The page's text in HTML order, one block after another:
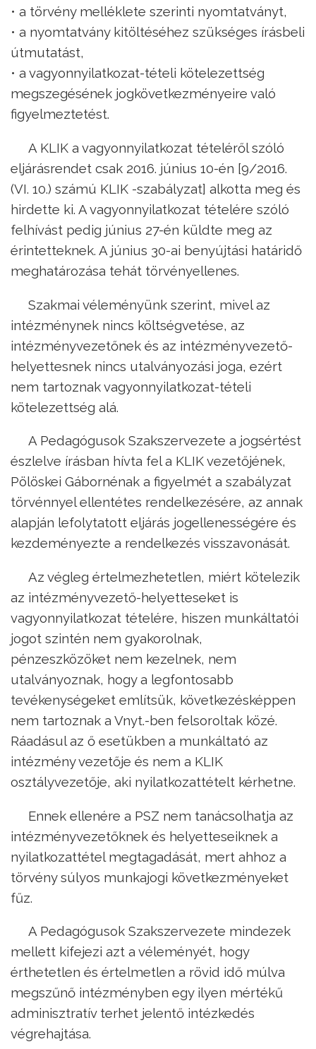
• a törvény melléklete szerinti nyomtatványt,
• a nyomtatvány kitöltéséhez szükséges írásbeli
útmutatást,
• a vagyonnyilatkozat-tételi kötelezettség
megszegésének jogkövetkezményeire való
figyelmeztetést.
A KLIK a vagyonnyilatkozat tételéről szóló
eljárásrendet csak 2016. június 10-én [9/2016.
(VI. 10.) számú KLIK -szabályzat] alkotta meg és
hirdette ki. A vagyonnyilatkozat tételére szóló
felhívást pedig június 27-én küldte meg az
érintetteknek. A június 30-ai benyújtási határidő
meghatározása tehát törvényellenes.
Szakmai véleményünk szerint, mivel az
intézménynek nincs költségvetése, az
intézményvezetőnek és az intézményvezető-
helyettesnek nincs utalványozási joga, ezért
nem tartoznak vagyonnyilatkozat-tételi
kötelezettség alá.
A Pedagógusok Szakszervezete a jogsértést
észlelve írásban hívta fel a KLIK vezetőjének,
Pölöskei Gábornénak a figyelmét a szabályzat
törvénnyel ellentétes rendelkezésére, az annak
alapján lefolytatott eljárás jogellenességére és
kezdeményezte a rendelkezés visszavonását.
Az végleg értelmezhetetlen, miért kötelezik
az intézményvezető-helyetteseket is
vagyonnyilatkozat tételére, hiszen munkáltatói
jogot szintén nem gyakorolnak,
pénzeszközöket nem kezelnek, nem
utalványoznak, hogy a legfontosabb
tevékenységeket említsük, következésképpen
nem tartoznak a Vnyt.-ben felsoroltak közé.
Ráadásul az ő esetükben a munkáltató az
intézmény vezetője és nem a KLIK
osztályvezetője, aki nyilatkozattételt kérhetne.
Ennek ellenére a PSZ nem tanácsolhatja az
intézményvezetőknek és helyetteseiknek a
nyilatkozattétel megtagadását, mert ahhoz a
törvény súlyos munkajogi következményeket
fűz.
A Pedagógusok Szakszervezete mindezek
mellett kifejezi azt a véleményét, hogy
érthetetlen és értelmetlen a rövid idő múlva
megszűnő intézményben egy ilyen mértékű
adminisztratív terhet jelentő intézkedés
végrehajtása.